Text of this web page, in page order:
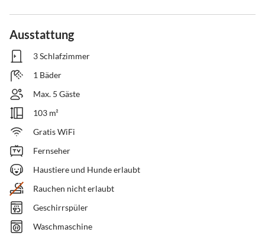
Ausstattung
3 Schlafzimmer
1 Bäder
Max. 5 Gäste
103 m²
Gratis WiFi
Fernseher
Haustiere und Hunde erlaubt
Rauchen nicht erlaubt
Geschirrspüler
Waschmaschine